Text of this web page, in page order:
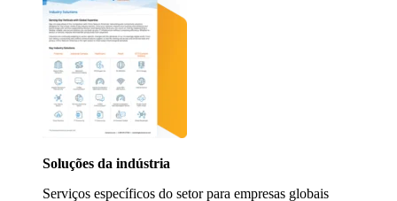
Soluções da indústria
Serviços específicos do setor para empresas globais